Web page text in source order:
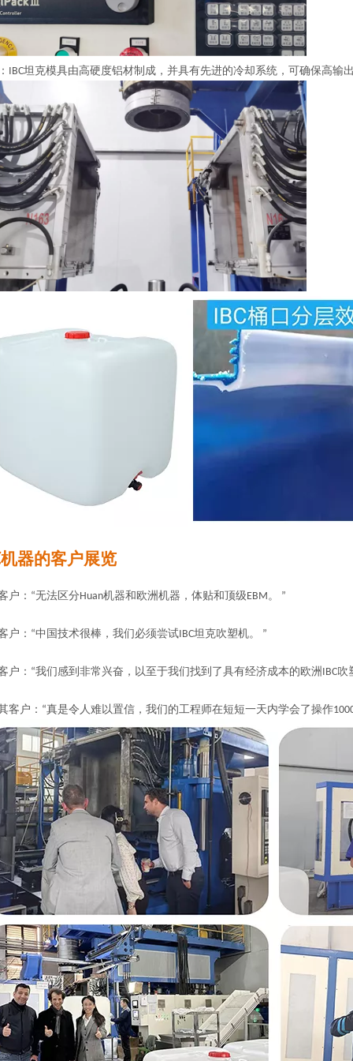
IBC坦克模具由高硬度铝材制成，并具有先进的冷却系统，可确保高输
器的客户展览
户：“无法区分Huan机器和欧洲机器，体贴和顶级EBM。 ”
户：“中国技术很棒，我们必须尝试IBC坦克吹塑机。 ”
户：“我们感到非常兴奋，以至于我们找到了具有经济成本的欧洲IBC吹
客户：“真是令人难以置信，我们的工程师在短短一天内学会了操作